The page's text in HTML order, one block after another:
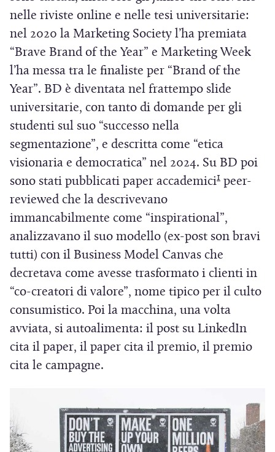
nelle riviste online e nelle tesi universitarie:
nel 2020 la Marketing Society l’ha premiata
“Brave Brand of the Year” e Marketing Week
l’ha messa tra le finaliste per “Brand of the
Year”. BD è diventata nel frattempo slide
universitarie, con tanto di domande per gli
studenti sul suo “successo nella
segmentazione”, e descritta come “etica
visionaria e democratica” nel 2024. Su BD poi
sono stati pubblicati paper accademici1 peer-
reviewed che la descrivevano
immancabilmente come “inspirational”,
analizzavano il suo modello (ex-post son bravi
tutti) con il Business Model Canvas che
decretava come avesse trasformato i clienti in
“co-creatori di valore”, nome tipico per il culto
consumistico. Poi la macchina, una volta
avviata, si autoalimenta: il post su LinkedIn
cita il paper, il paper cita il premio, il premio
cita le campagne.